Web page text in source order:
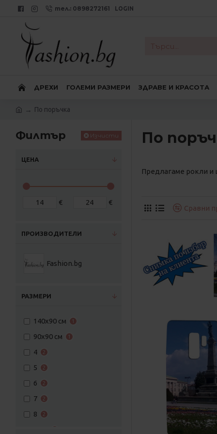
тел.: 0898272161 LOGIN
ДРЕХИ ГОЛЕМИ РАЗМЕРИ ЗДРАВЕ И КРАСОТА
По поръчка
Филтър Изчисти
ЦЕНА
€ €
ПРОИЗВОДИТЕЛИ
Fashion.bg
РАЗМЕРИ
140х90 см 1
90х90 см 1
4 2
5 2
6 2
7 2
8 2
По
Предлагаме рокли и
Сравни